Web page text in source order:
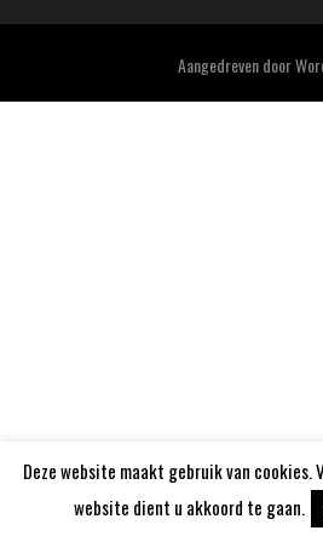
Aangedreven door
Deze website maakt gebruik van cookies.
website dient u akkoord te gaan.